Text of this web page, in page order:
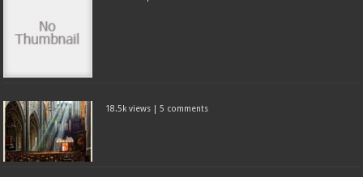
18.5k views |5 comments